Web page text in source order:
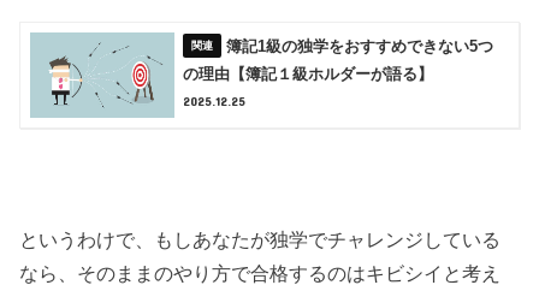
簿記1級の独学をおすすめできない5つ
の理由【簿記１級ホルダーが語る】
2025.12.25
というわけで、もしあなたが独学でチャレンジしている
なら、そのままのやり方で合格するのはキビシイと考え